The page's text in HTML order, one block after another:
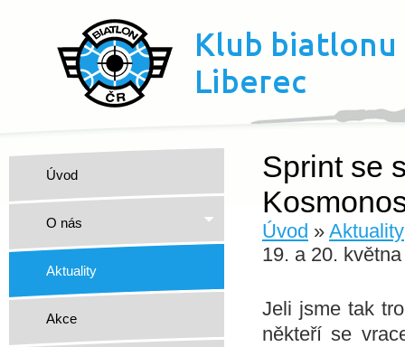
Úvod
O nás
Aktuality
Akce
Sprint se
Úvod » Aktuality
19. a 20.
Jeli jsme tak
někteří se